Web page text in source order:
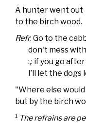
A hunter went out
to the birch wood.
Refr: Go to the
don't mess with
:,: if you go after
I’ll let the dogs
"Where else
but by the birch
1 The refrains are